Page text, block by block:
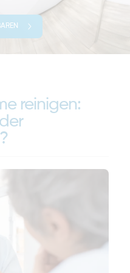
reinigen: